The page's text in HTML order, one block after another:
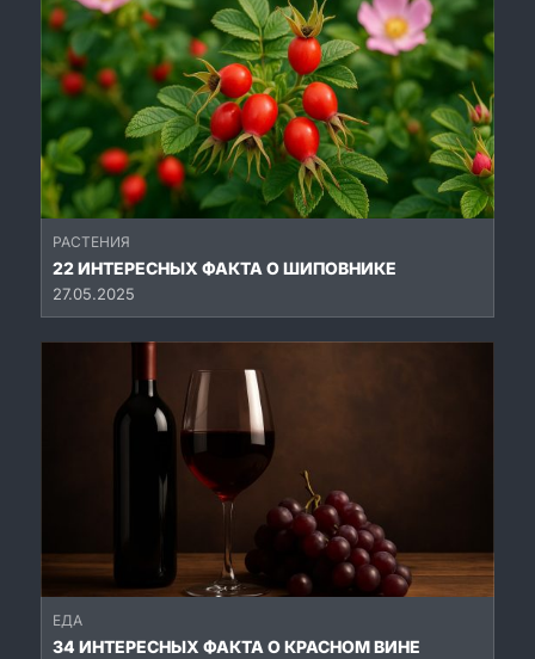
РАСТЕНИЯ
22 ИНТЕРЕСНЫХ ФАКТА О ШИПОВНИКЕ
27.05.2025
ЕДА
34 ИНТЕРЕСНЫХ ФАКТА О КРАСНОМ ВИНЕ